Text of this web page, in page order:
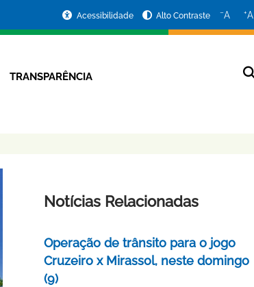
Acessibilidade Alto Contraste −A +A
TRANSPARÊNCIA
Notícias Relacionadas
Operação de trânsito para o jogo
Cruzeiro x Mirassol, neste domingo
(9)